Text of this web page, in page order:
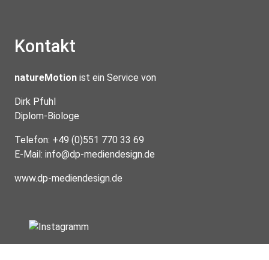
Kontakt
natureMotion ist ein Service von
Dirk Pfuhl
Diplom-Biologe
Telefon: +49 (0)551 770 33 69
E-Mail: info@dp-mediendesign.de
www.dp-mediendesign.de